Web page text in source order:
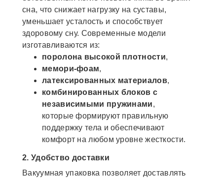
сна, что снижает нагрузку на суставы,
уменьшает усталость и способствует
здоровому сну. Современные модели
изготавливаются из:
поролона высокой плотности,
мемори-фоам,
латексированных материалов,
комбинированных блоков с
независимыми пружинами,
которые формируют правильную
поддержку тела и обеспечивают
комфорт на любом уровне жесткости.
2. Удобство доставки
Вакуумная упаковка позволяет доставлять